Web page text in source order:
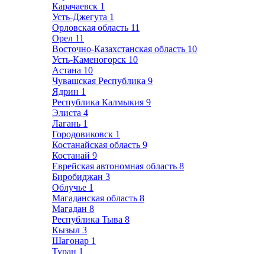
Карачаевск 1
Усть-Джегута 1
Орловская область 11
Орел 11
Восточно-Казахстанская область 10
Усть-Каменогорск 10
Астана 10
Чувашская Республика 9
Ядрин 1
Республика Калмыкия 9
Элиста 4
Лагань 1
Городовиковск 1
Костанайская область 9
Костанай 9
Еврейская автономная область 8
Биробиджан 3
Облучье 1
Магаданская область 8
Магадан 8
Республика Тыва 8
Кызыл 3
Шагонар 1
Туран 1